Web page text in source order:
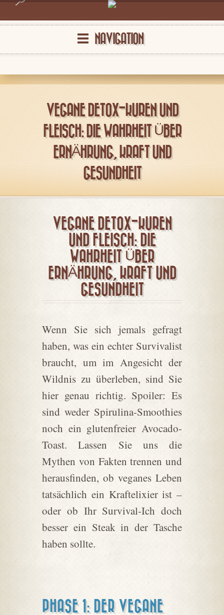
NAVIGATION
VEGANE DETOX-KUREN UND
FLEISCH: DIE WAHRHEIT ÜBER
ERNÄHRUNG, KRAFT UND
GESUNDHEIT
VEGANE DETOX-KUREN
UND FLEISCH: DIE
WAHRHEIT ÜBER
ERNÄHRUNG, KRAFT UND
GESUNDHEIT
Wenn Sie sich jemals gefragt
haben, was ein echter Survivalist
braucht, um im Angesicht der
Wildnis zu überleben, sind Sie
hier genau richtig. Spoiler: Es
sind weder Spirulina-Smoothies
noch ein glutenfreier Avocado-
Toast. Lassen Sie uns die
Mythen von Fakten trennen und
herausfinden, ob veganes Leben
tatsächlich ein Kraftelixier ist –
oder ob Ihr Survival-Ich doch
besser ein Steak in der Tasche
haben sollte.
PHASE 1: DER VEGANE